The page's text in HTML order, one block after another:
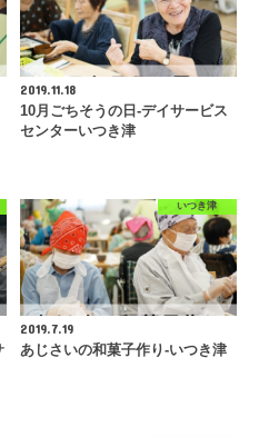
2019.11.18
10月ごちそうの日-デイサービス
センターいつき津
いつき津
2019.7.19
あじさいの和菓子作り-いつき津